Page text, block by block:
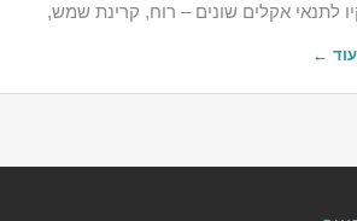
לתנאי אקלים שונים – רוח, קרינת שמש,
←